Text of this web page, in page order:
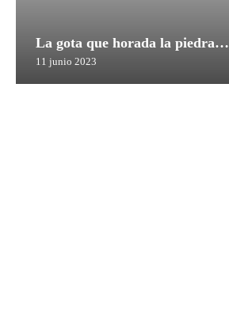
La gota que horada la piedra…
11 junio 2023